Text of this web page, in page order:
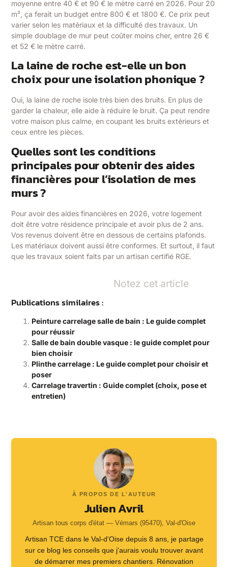
moyenne entre 40 € et 90 € le mètre carré en 2026. Pour 20
m², ça ferait un budget entre 800 € et 1800 €. Ce prix peut
varier selon les matériaux et la difficulté des travaux. Un
simple doublage de mur peut coûter moins cher, entre 26 €
et 52 € le mètre carré.
La laine de roche est-elle un bon
choix pour une isolation phonique ?
Oui, la laine de roche isole très bien des bruits. En plus de
garder la chaleur, elle aide à réduire le bruit. Ça peut rendre
votre maison plus calme, en coupant les bruits extérieurs et
ceux entre les pièces.
Quelles sont les conditions
principales pour obtenir des aides
financières pour l’isolation de mes
murs ?
Pour avoir des aides financières en 2026, votre logement
doit être votre résidence principale et avoir plus de 2 ans.
Vos revenus doivent être en dessous de certains plafonds.
Les matériaux doivent aussi être conformes. Et surtout, il faut
que les travaux soient faits par un artisan certifié RGE.
Notez cet article
Publications similaires :
Peinture carrelage salle de bain : Le guide complet
pour réussir
Salle de bain double vasque : le guide complet pour
bien choisir
Plinthe carrelage : Le guide complet pour choisir et
poser
Carrelage travertin : Guide complet (choix, pose et
entretien)
À PROPOS DE L'AUTEUR
Julien Avril
Artisan tous corps d'état — Vémars (95470), Val-d'Oise
Artisan TCE dans le Val-d'Oise depuis 8 ans, je partage
sur ce blog les conseils que j'aurais voulu trouver avant
de démarrer mes premiers chantiers. Rénovation